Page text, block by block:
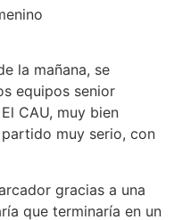
la mañana, se
equipos senior
CAU, muy bien
muy serio, con
gracias a una
que terminaría en un